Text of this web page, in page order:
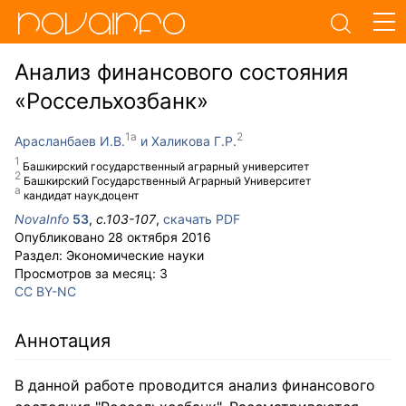
Анализ финансового состояния
«Россельхозбанк»
Арасланбаев И.В.
Башкирский государственный аграрный университет
кандидат наук,доцент
Халикова Г.Р.
Башкирский Государственный Аграрный Университет
NovaInfo 53, с.103-107, скачать PDF
Опубликовано 28 октября 2016
Раздел: Экономические науки
Просмотров за месяц: 3
CC BY-NC
Аннотация
В данной работе проводится анализ финансового